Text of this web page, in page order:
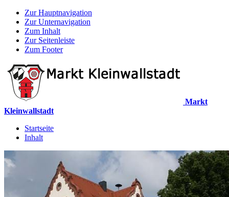
Zur Hauptnavigation
Zur Unternavigation
Zum Inhalt
Zur Seitenleiste
Zum Footer
Markt
Kleinwallstadt
Startseite
Inhalt